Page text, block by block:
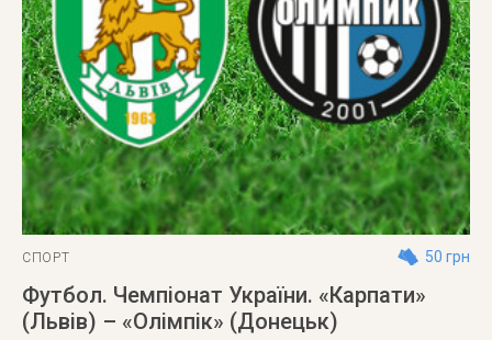
СПОРТ 50 грн
Футбол. Чемпіонат України. «Карпати»
(Львів) – «Олімпік» (Донецьк)